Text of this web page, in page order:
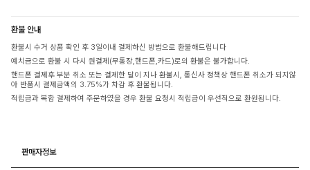
환불 안내
환불시 수거 상품 확인 후 3일이내 결제하신 방법으로 환불해드립니다
예치금으로 환불 시 다시 원결제(무통장,핸드폰,카드)로의 환불은 불가합니다.
핸드폰 결제후 부분 취소 또는 결제한 달이 지나 환불시, 통신사 정책상 핸드폰 취소가 되지않
아 반품시 결제금액의 3.75%가 차감 후 환불됩니다.
적립금과 복합 결제하여 주문하였을 경우 환불 요청시 적립금이 우선적으로 환원됩니다.
판매자정보